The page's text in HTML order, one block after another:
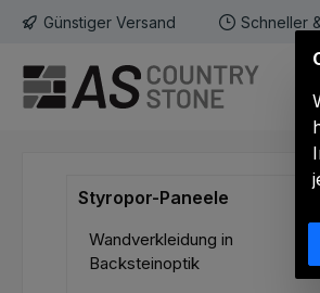
Hauptinhalt springen
Zur Suche springen
Zur Hauptnavigation springen
Günstiger Versand Schneller
Styropor-Paneele
Wandverkleidung in
Backsteinoptik